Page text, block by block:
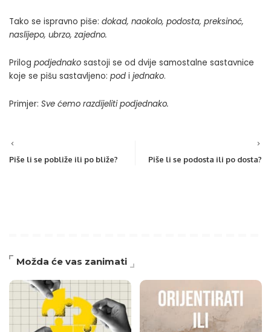
Tako se ispravno piše: dokad, naokolo, podosta, preksinoć,
naslijepo, ubrzo, zajedno.
Prilog podjednako sastoji se od dvije samostalne sastavnice
koje se pišu sastavljeno: pod i jednako.
Primjer: Sve ćemo razdijeliti podjednako.
Piše li se pobliže ili po bliže? Piše li se podosta ili po dosta?
Možda će vas zanimati